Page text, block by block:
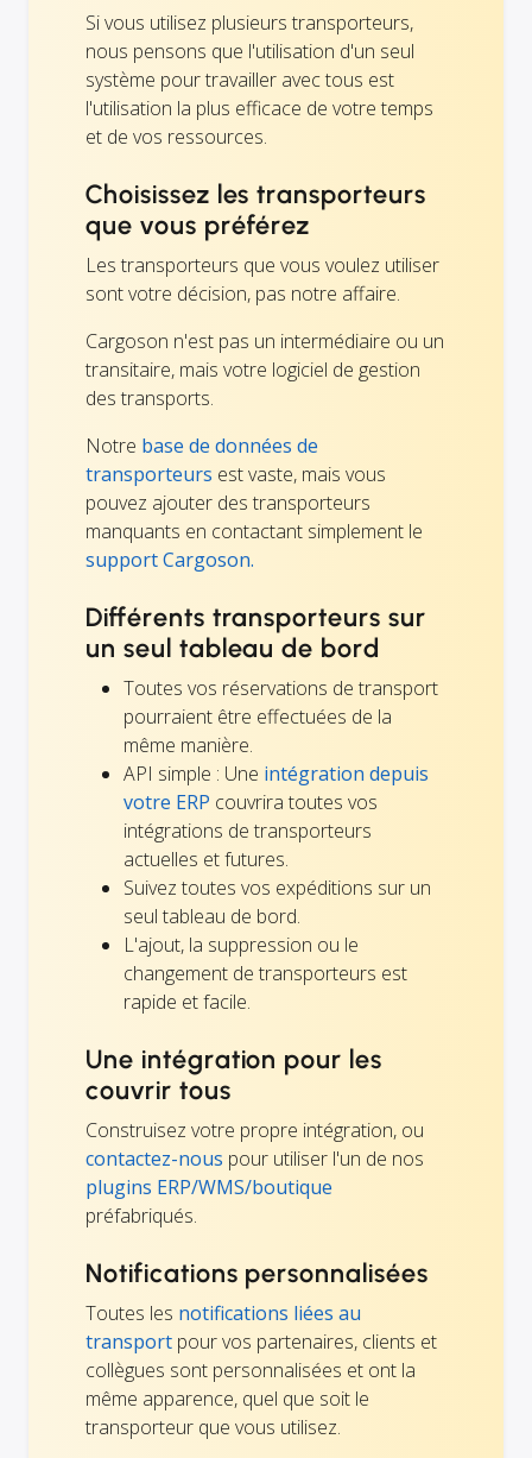
Si vous utilisez plusieurs transporteurs,
nous pensons que l'utilisation d'un seul
système pour travailler avec tous est
l'utilisation la plus efficace de votre temps
et de vos ressources.
Choisissez les transporteurs
que vous préférez
Les transporteurs que vous voulez utiliser
sont votre décision, pas notre affaire.
Cargoson n'est pas un intermédiaire ou un
transitaire, mais votre logiciel de gestion
des transports.
Notre base de données de
transporteurs est vaste, mais vous
pouvez ajouter des transporteurs
manquants en contactant simplement le
support Cargoson.
Différents transporteurs sur
un seul tableau de bord
Toutes vos réservations de transport
pourraient être effectuées de la
même manière.
API simple : Une intégration depuis
votre ERP couvrira toutes vos
intégrations de transporteurs
actuelles et futures.
Suivez toutes vos expéditions sur un
seul tableau de bord.
L'ajout, la suppression ou le
changement de transporteurs est
rapide et facile.
Une intégration pour les
couvrir tous
Construisez votre propre intégration, ou
contactez-nous pour utiliser l'un de nos
plugins ERP/WMS/boutique
préfabriqués.
Notifications personnalisées
Toutes les notifications liées au
transport pour vos partenaires, clients et
collègues sont personnalisées et ont la
même apparence, quel que soit le
transporteur que vous utilisez.